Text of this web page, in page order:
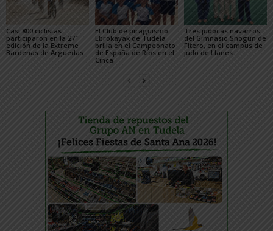
Casi 800 ciclistas
participaron en la 27ª
edición de la Extreme
Bardenas de Arguedas
El Club de piragüismo
Ebrokayak de Tudela
brilla en el Campeonato
de España de Ríos en el
Cinca
Tres judocas navarros
del Gimnasio Shogun de
Fitero, en el campus de
judo de Llanes